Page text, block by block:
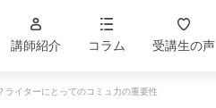
講師紹介 コラム 受講生の声
ライターにとってのコミュ力の重要性